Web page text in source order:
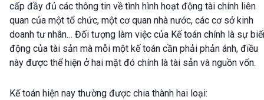
cấp đầy đủ các thông tin về tình hình hoạt động tài chính liên
quan của một tổ chức, một cơ quan nhà nước, các cơ sở kinh
doanh tư nhân… Đối tượng làm việc của Kế toán chính là sự
động của tài sản mà mỗi một kế toán cần phải phản ánh, điều
này được thể hiện ở hai mặt đó chính là tài sản và nguồn vốn.
Kế toán hiện nay thường được chia thành hai loại: